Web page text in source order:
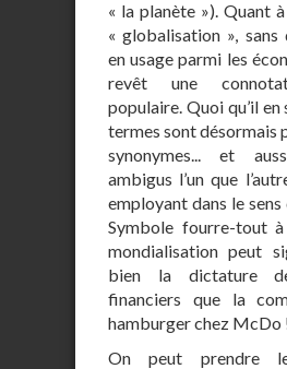
« la planète »). Quant
« globalisation »,
en usage parmi les
revêt une
populaire. Quoi qu’il en
termes sont désormais
synonymes... et
ambigus l’un que
employant dans le sens
Symbole fourre-tout
mondialisation peut
bien la dictature
financiers que la
hamburger chez McDo
On peut prendre